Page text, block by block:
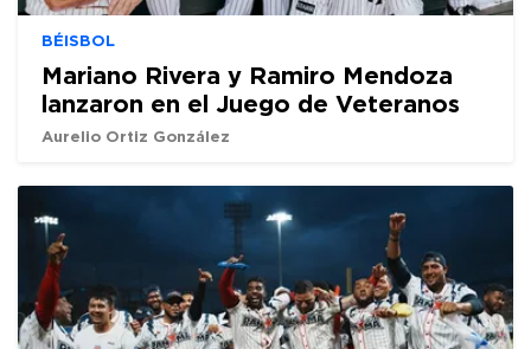
BÉISBOL
Mariano Rivera y Ramiro Mendoza
lanzaron en el Juego de Veteranos
Aurelio Ortiz González